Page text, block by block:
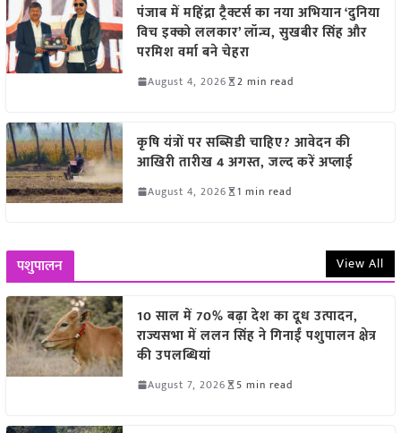
पंजाब में महिंद्रा ट्रैक्टर्स का नया अभियान ‘दुनिया
विच इक्को ललकार’ लॉन्च, सुखबीर सिंह और
परमिश वर्मा बने चेहरा
August 4, 2026 2 min read
कृषि यंत्रों पर सब्सिडी चाहिए? आवेदन की
आखिरी तारीख 4 अगस्त, जल्द करें अप्लाई
August 4, 2026 1 min read
पशुपालन View All
10 साल में 70% बढ़ा देश का दूध उत्पादन,
राज्यसभा में ललन सिंह ने गिनाईं पशुपालन क्षेत्र
की उपलब्धियां
August 7, 2026 5 min read